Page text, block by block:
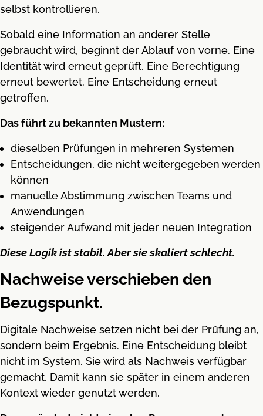
selbst kontrollieren.
Sobald eine Information an anderer Stelle
gebraucht wird, beginnt der Ablauf von vorne. Eine
Identität wird erneut geprüft. Eine Berechtigung
erneut bewertet. Eine Entscheidung erneut
getroffen.
Das führt zu bekannten Mustern:
dieselben Prüfungen in mehreren Systemen
Entscheidungen, die nicht weitergegeben werden
können
manuelle Abstimmung zwischen Teams und
Anwendungen
steigender Aufwand mit jeder neuen Integration
Diese Logik ist stabil. Aber sie skaliert schlecht.
Nachweise verschieben den
Bezugspunkt.
Digitale Nachweise setzen nicht bei der Prüfung an,
sondern beim Ergebnis. Eine Entscheidung bleibt
nicht im System. Sie wird als Nachweis verfügbar
gemacht. Damit kann sie später in einem anderen
Kontext wieder genutzt werden.